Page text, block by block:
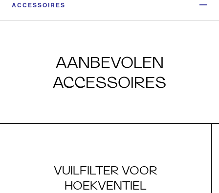
ACCESSOIRES
AANBEVOLEN
ACCESSOIRES
VUILFILTER VOOR
HOEKVENTIEL